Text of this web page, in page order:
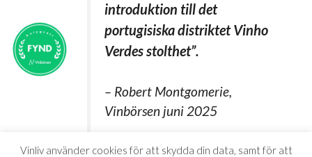
introduktion till det
portugisiska distriktet Vinho
Verdes stolthet”.
– Robert Montgomerie,
Vinbörsen juni 2025
Vinliv använder cookies för att skydda din data, samt för att